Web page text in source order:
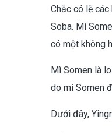
Chắc có lẽ
Soba. Mì
có một không
Mì Somen là
do mì Somen
Dưới đây,